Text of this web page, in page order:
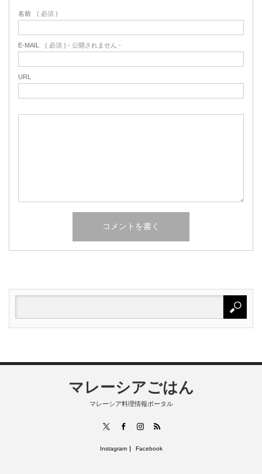
名前 ( 必須 )
E-MAIL ( 必須 ) - 公開されません -
URL
マレーシアごはん
マレーシア料理情報ポータル
FacebookInstagram
RSS
Instagram Facebook